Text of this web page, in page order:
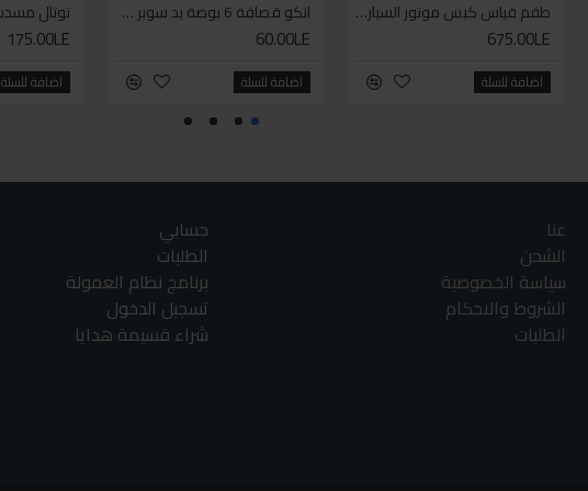
طقم قياس كبس موتور السياره 3 ق
675.00LE
اضافة للسلة
انكو قصافة 6 بوصة يد سوبر وان
60.00LE
اضافة للسلة
175.00LE
اضافة للسلة
عنا
الشحن
سياسة الخصوصية
الشروط والاحكام
الطلبات
حسابي
الطلبات
برنامج نظام العمولة
تسجيل الدخول
شراء قسيمة هدايا